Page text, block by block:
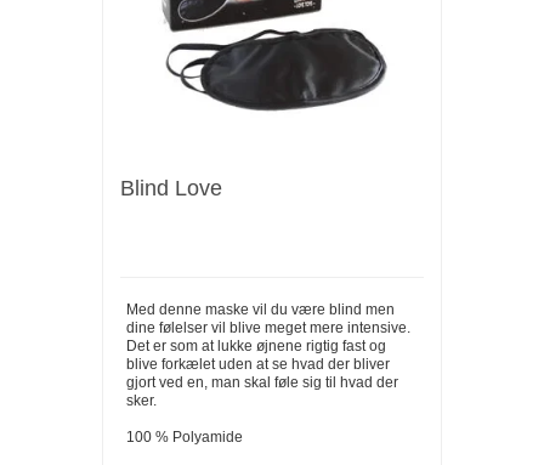
Blind Love
Med denne maske vil du være blind men
dine følelser vil blive meget mere intensive.
Det er som at lukke øjnene rigtig fast og
blive forkælet uden at se hvad der bliver
gjort ved en, man skal føle sig til hvad der
sker.
100 % Polyamide